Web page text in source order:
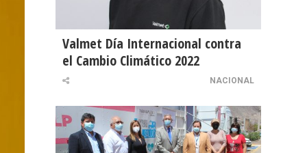
Valmet Día Internacional contra
el Cambio Climático 2022
NACIONAL